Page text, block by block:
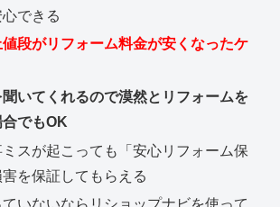
できる
値段がリフォーム料金が安くなったケ
いてくれるので漠然とリフォームを
でもOK
スが起こっても「安心リフォーム保
を保証してもらえる
いないならリショップナビを使って